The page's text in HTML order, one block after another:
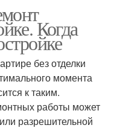
Когда
без отделки
момента
к таким.
работы может
разрешительной